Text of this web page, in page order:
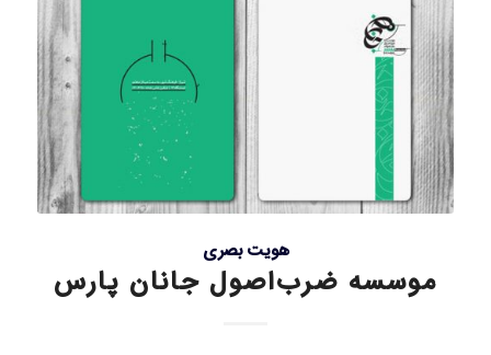
هویت بصری
موسسه ضرب‌اصول جانان پارس